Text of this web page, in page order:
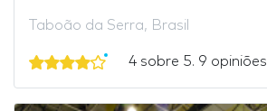
Taboão da Serra, Brasil
4 sobre 5. 9 opiniões